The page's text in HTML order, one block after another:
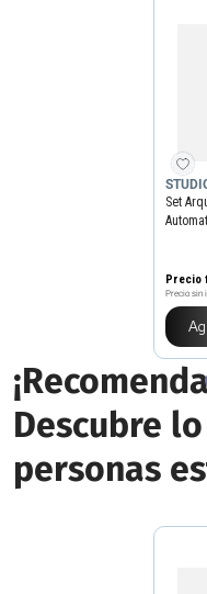
Set
Precio
Precio sin
Descubre
personas